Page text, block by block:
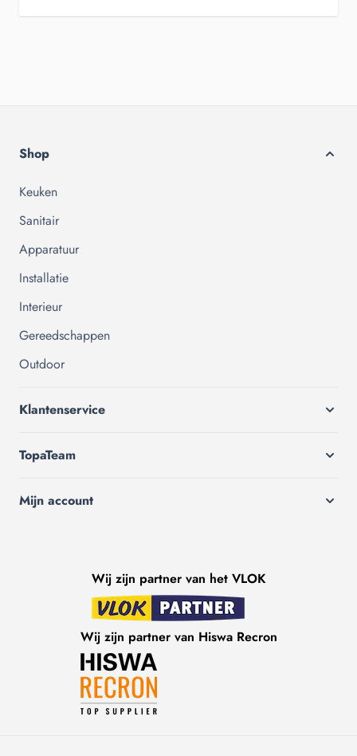
Shop
Keuken
Sanitair
Apparatuur
Installatie
Interieur
Gereedschappen
Outdoor
Klantenservice
TopaTeam
Mijn account
Wij zijn partner van het VLOK
Wij zijn partner van Hiswa Recron